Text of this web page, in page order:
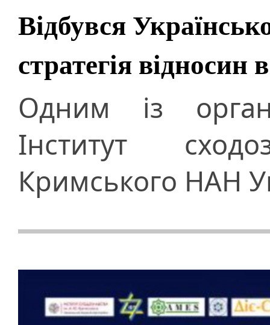
Відбувся
стратегія
Одним із
Інститут
Кримського НАН